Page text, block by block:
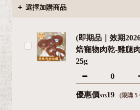
選擇加購商品
(即期品｜效期
焙寵物肉乾-雞腿
25g
優惠價NT$19 (限購 5